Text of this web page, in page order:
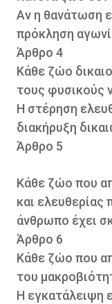
Αν η θανάτωση
πρόκληση
Άρθρο 4
Κάθε ζώο
τους φυσικούς
Η στέρηση
διακήρυξη
Άρθρο 5
Κάθε ζώο που
και
άνθρωπο έχει
Άρθρο 6
Κάθε ζώο που
του
Η εγκατάλειψη